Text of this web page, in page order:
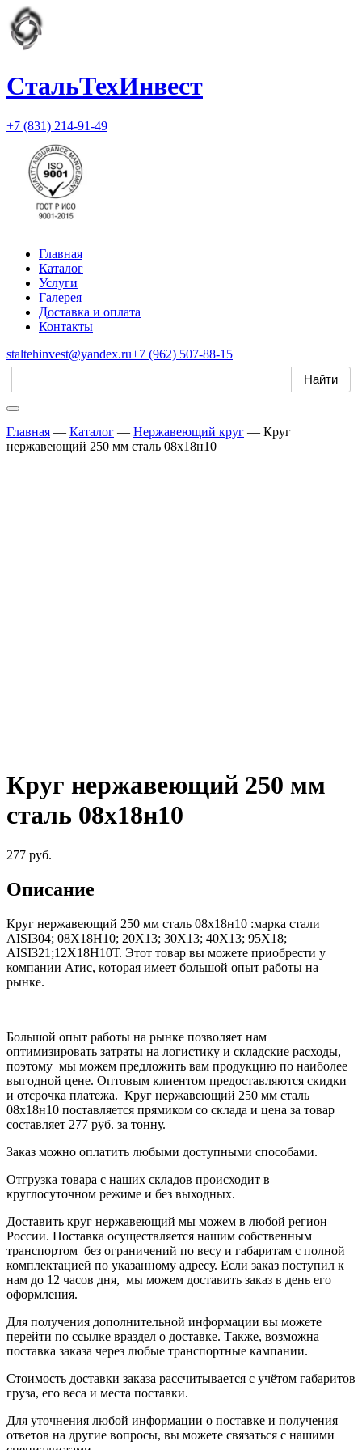
СтальТехИнвест
+7 (831) 214-91-49
Главная
Каталог
Услуги
Галерея
Доставка и оплата
Контакты
staltehinvest@yandex.ru+7 (962) 507-88-15
Главная — Каталог — Нержавеющий круг — Круг
нержавеющий 250 мм сталь 08х18н10
Круг нержавеющий 250 мм
сталь 08х18н10
277 руб.
Описание
Круг нержавеющий 250 мм сталь 08х18н10 :марка стали
AISI304; 08Х18Н10; 20Х13; 30Х13; 40Х13; 95Х18;
AISI321;12Х18Н10Т. Этот товар вы можете приобрести у
компании Атис, которая имеет большой опыт работы на
рынке.
Большой опыт работы на рынке позволяет нам
оптимизировать затраты на логистику и складские расходы,
поэтому мы можем предложить вам продукцию по наиболее
выгодной цене. Оптовым клиентом предоставляются скидки
и отсрочка платежа. Круг нержавеющий 250 мм сталь
08х18н10 поставляется прямиком со склада и цена за товар
составляет 277 руб. за тонну.
Заказ можно оплатить любыми доступными способами.
Отгрузка товара с наших складов происходит в
круглосуточном режиме и без выходных.
Доставить круг нержавеющий мы можем в любой регион
России. Поставка осуществляется нашим собственным
транспортом без ограничений по весу и габаритам с полной
комплектацией по указанному адресу. Если заказ поступил к
нам до 12 часов дня, мы можем доставить заказ в день его
оформления.
Для получения дополнительной информации вы можете
перейти по ссылке враздел о доставке. Также, возможна
поставка заказа через любые транспортные кампании.
Стоимость доставки заказа рассчитывается с учётом габаритов
груза, его веса и места поставки.
Для уточнения любой информации о поставке и получения
ответов на другие вопросы, вы можете связаться с нашими